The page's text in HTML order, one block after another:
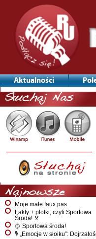
Aktualności
Słuchaj Nas
Najnowsze
Moje małe faux pas
Fakty + plotki, czyli Sportowa
Środa! 🏅
🥎 Sportowa środa!
🎙️ „Emocje w słoiku”: